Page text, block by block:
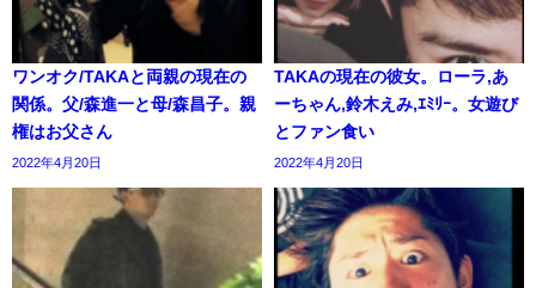
ワンオク/TAKAと両親の現在の
関係。父/森進一と母/森昌子。親
権はお父さん
2022年4月20日
TAKAの現在の彼女。ローラ,あ
ーちゃん,鈴木えみ,ｴﾐﾘｰ。女遊び
とファン食い
2022年4月20日